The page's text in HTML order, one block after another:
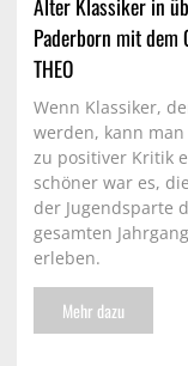
Alter Klassiker in
Paderborn mit dem
THEO
Wenn Klassiker,
werden, kann
zu positiver Kritik
schöner war es,
der Jugendsparte
gesamten
erleben.
Mehr dazu